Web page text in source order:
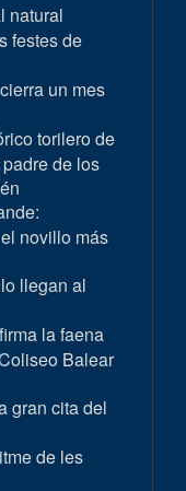
natural
festes de
un mes
torilero de
de los
novillo más
llegan al
la faena
Balear
gran cita del
de les